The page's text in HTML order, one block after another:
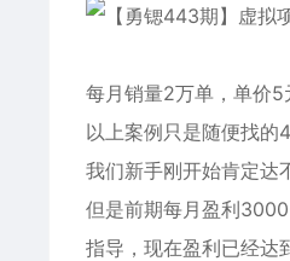
每月销量2万单，单价
以上案例只是随便找的
我们新手刚开始肯定达
但是前期每月盈利
指导，现在盈利已经达